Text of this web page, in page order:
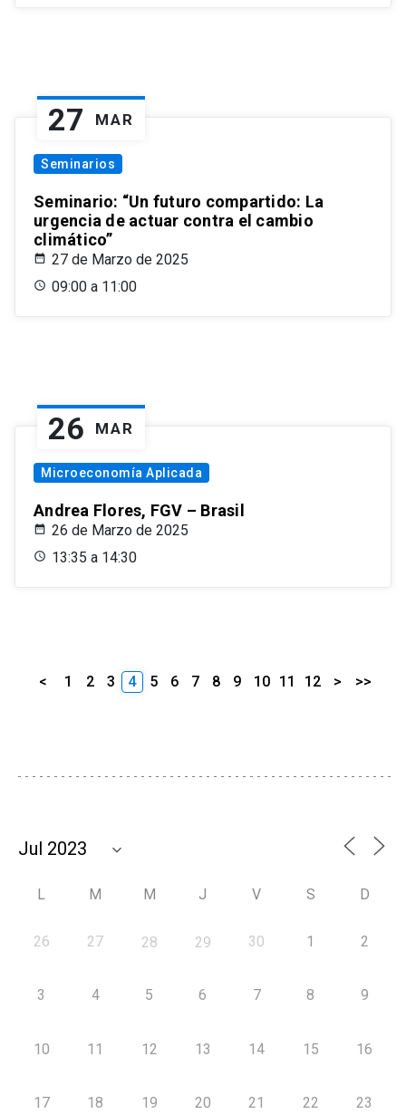
27 MAR
Seminarios
Seminario: “Un futuro compartido: La
urgencia de actuar contra el cambio
climático”
27 de Marzo de 2025
09:00 a 11:00
26 MAR
Microeconomía Aplicada
Andrea Flores, FGV – Brasil
26 de Marzo de 2025
13:35 a 14:30
< 1 2 3 4 5 6 7 8 9 10 11 12 > >>
L M M J V S D
26 27 28 29 30 1 2
3 4 5 6 7 8 9
10 11 12 13 14 15 16
17 18 19 20 21 22 23